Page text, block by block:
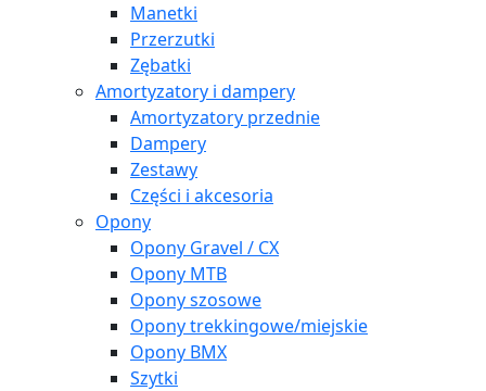
Manetki
Przerzutki
Zębatki
Amortyzatory i dampery
Amortyzatory przednie
Dampery
Zestawy
Części i akcesoria
Opony
Opony Gravel / CX
Opony MTB
Opony szosowe
Opony trekkingowe/miejskie
Opony BMX
Szytki